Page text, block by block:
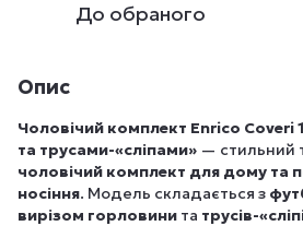
До обраного
Опис
Чоловічий комплект Enrico
та трусами-«сліпами» — стильний
чоловічий комплект для дому та
носіння. Модель складається з
вирізом горловини та трусів-